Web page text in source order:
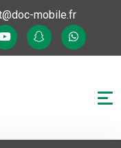
mobile.fr